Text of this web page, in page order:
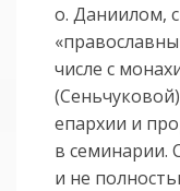
о. Даниилом,
числе с
епархии и
в семинарии.
и не